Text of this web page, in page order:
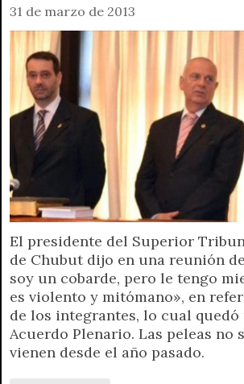
31 de marzo de 2013
El presidente del Superior
de Chubut dijo en una reunión
soy un cobarde, pero le tengo
es violento y mitómano», en
de los integrantes, lo cual quedó
Acuerdo Plenario. Las peleas no
vienen desde el año pasado.